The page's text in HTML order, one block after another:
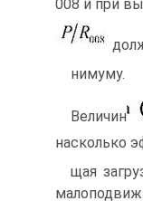
008 и при
нимуму.
Величин
насколько
щая